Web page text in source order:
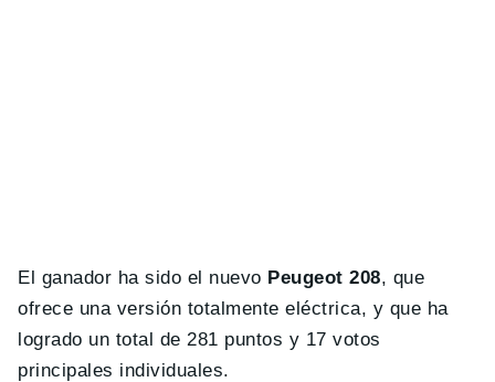
El ganador ha sido el nuevo Peugeot 208, que
ofrece una versión totalmente eléctrica, y que ha
logrado un total de 281 puntos y 17 votos
principales individuales.